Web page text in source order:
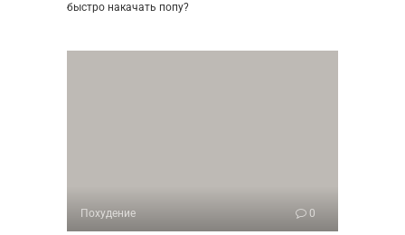
быстро накачать попу?
Похудение 0